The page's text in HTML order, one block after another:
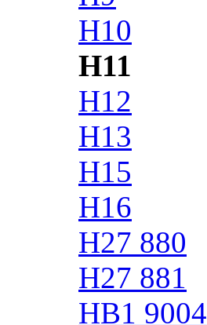
H10
H11
H12
H13
H15
H16
H27 880
H27 881
HB1 9004